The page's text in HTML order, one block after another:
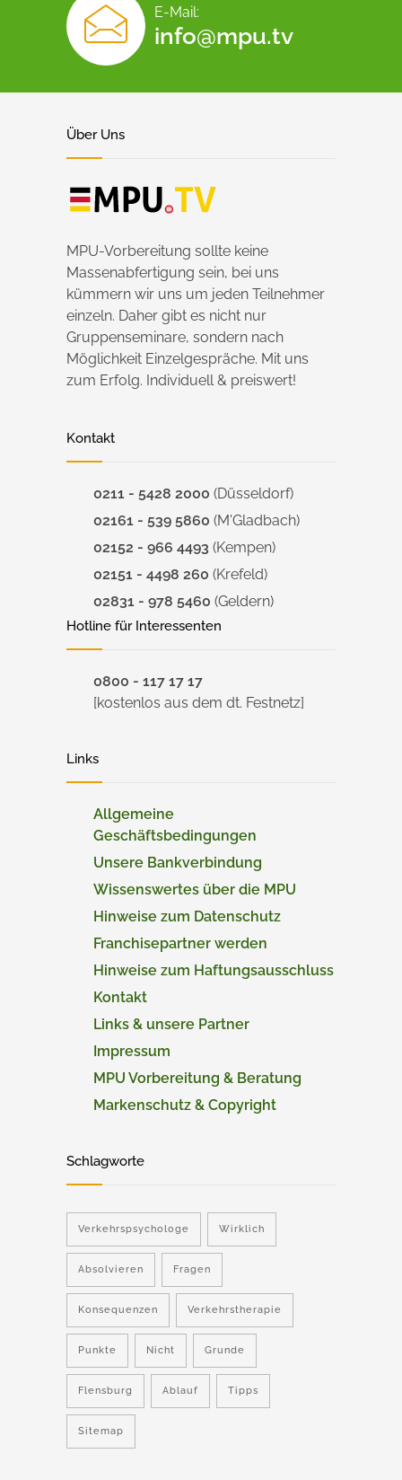
E-Mail:
info@mpu.tv
Über Uns
MPU-Vorbereitung sollte keine
Massenabfertigung sein, bei uns
kümmern wir uns um jeden Teilnehmer
einzeln. Daher gibt es nicht nur
Gruppenseminare, sondern nach
Möglichkeit Einzelgespräche. Mit uns
zum Erfolg. Individuell & preiswert!
Kontakt
0211 - 5428 2000 (Düsseldorf)
02161 - 539 5860 (M'Gladbach)
02152 - 966 4493 (Kempen)
02151 - 4498 260 (Krefeld)
02831 - 978 5460 (Geldern)
Hotline für Interessenten
0800 - 117 17 17
[kostenlos aus dem dt. Festnetz]
Links
Allgemeine
Geschäftsbedingungen
Unsere Bankverbindung
Wissenswertes über die MPU
Hinweise zum Datenschutz
Franchisepartner werden
Hinweise zum Haftungsausschluss
Kontakt
Links & unsere Partner
Impressum
MPU Vorbereitung & Beratung
Markenschutz & Copyright
Schlagworte
Verkehrspsychologe Wirklich
Absolvieren Fragen
Konsequenzen Verkehrstherapie
Punkte Nicht Grunde
Flensburg Ablauf Tipps
Sitemap